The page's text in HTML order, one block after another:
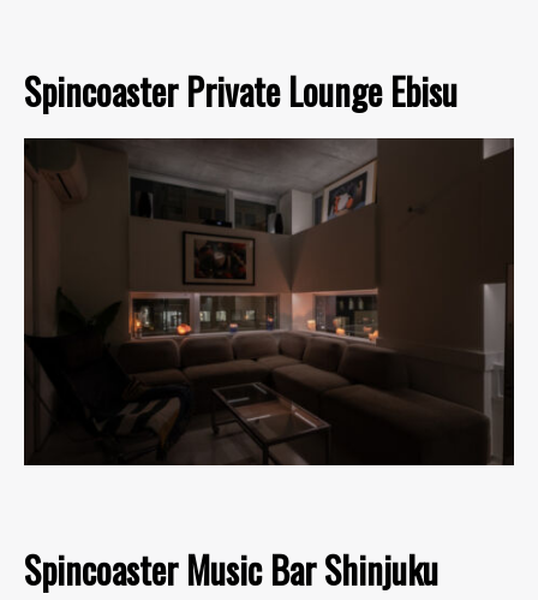
Spincoaster Private Lounge Ebisu
Spincoaster Music Bar Shinjuku